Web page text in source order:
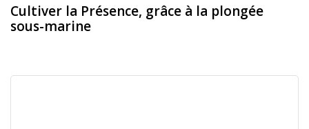
Cultiver la Présence, grâce à la plongée
sous-marine